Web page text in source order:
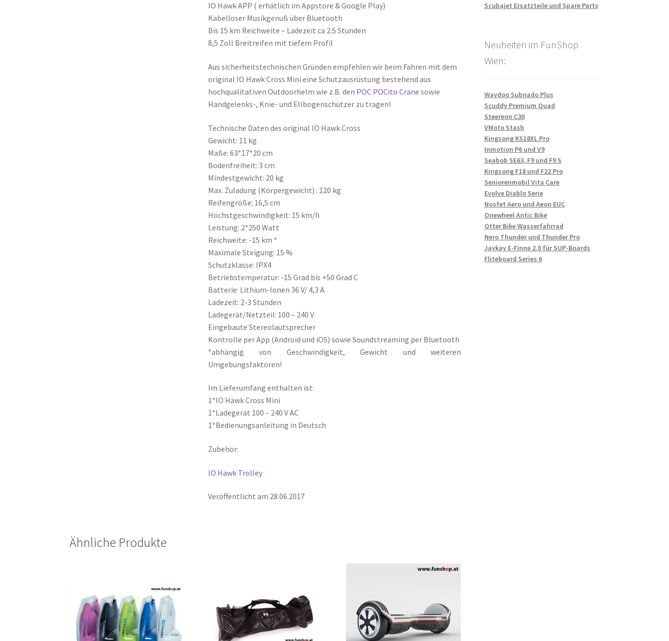
IO Hawk APP ( erhätlich im Appstore & Google Play)
Kabelloser Musikgenuß über Bluetooth
Bis 15 km Reichweite – Ladezeit ca 2.5 Stunden
8,5 Zoll Breitreifen mit tiefem Profil
Aus sicherheitstechnischen Gründen empfehlen wir beim Fahren mit dem
original IO Hawk Cross Mini eine Schutzausrüstung bestehend aus
hochqualitativen Outdoorhelm wie z.B. den POC POCito Crane sowie
Handgelenks-, Knie- und Ellbogenschützer zu tragen!
Technische Daten des original IO Hawk Cross
Gewicht: 11 kg
Maße: 63*17*20 cm
Bodenfreiheit: 3 cm
Mindestgewicht: 20 kg
Max. Zuladung (Körpergewicht) : 120 kg
Reifengröße: 16,5 cm
Höchstgeschwindigkeit: 15 km/h
Leistung: 2*250 Watt
Reichweite: -15 km *
Maximale Steigung: 15 %
Schutzklasse: IPX4
Betriebstemperatur: -15 Grad bis +50 Grad C
Batterie: Lithium-Ionen 36 V/ 4,3 A
Ladezeit: 2-3 Stunden
Ladegerät/Netzteil: 100 – 240 V
Eingebaute Stereolautsprecher
Kontrolle per App (Android und iOS) sowie Soundstreaming per Bluetooth
*abhängig von Geschwindigkeit, Gewicht und weiteren
Umgebungsfaktoren!
Im Lieferumfang enthalten ist:
1*IO Hawk Cross Mini
1*Ladegerät 100 – 240 V AC
1*Bedienungsanleitung in Deutsch
Zubehör:
IO Hawk Trolley
Veröffentlicht am 28.06.2017
Ähnliche Produkte
Scubajet Ersatzteile und Spare Parts
Neuheiten im FunShop
Wien:
Waydoo Subnado Plus
Scuddy Premium Quad
Steereon C30
VMoto Stash
Kingsong KS18XL Pro
Inmotion P6 und V9
Seabob SE63, F9 und F9 S
Kingsong F18 und F22 Pro
Seniorenmobil Vita Care
Evolve Diablo Serie
Nosfet Aero und Aeon EUC
Onewheel Antic Bike
Otter Bike Wasserfahrrad
Nero Thunder und Thunder Pro
Jaykay E-Finne 2.0 für SUP-Boards
Fliteboard Series 6